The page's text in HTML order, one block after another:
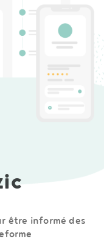
être informé des